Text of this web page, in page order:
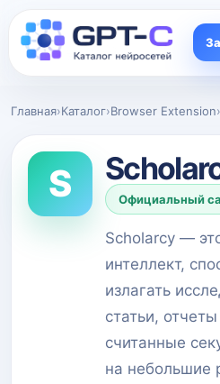
Главная›Каталог›Browser Extension›
S Официальный
Scholarcy —
интеллект,
излагать
статьи,
считанные
на небольшие